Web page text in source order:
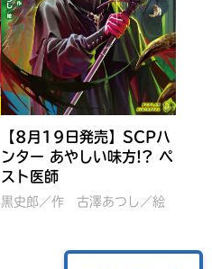
レッツゴー！まいぜんシス
ターズ とつぜん、王様に
【8月19日発売】SCPハ
ンター あやしい味方!? ペ
スト医師
黒史郎／作 古澤あつし／絵